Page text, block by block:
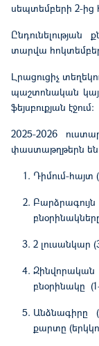
սեպտեմբերի 2-ից
Ընդունելության
տարվա
Լրացուցիչ
պաշտոնական
ֆեյսբուքյան էջում:
2025-2026
փաստաթղթերն
Դիմում-հայտ
2 լուսանկար
բնօրինակը
Անձնագիրը
քարտը